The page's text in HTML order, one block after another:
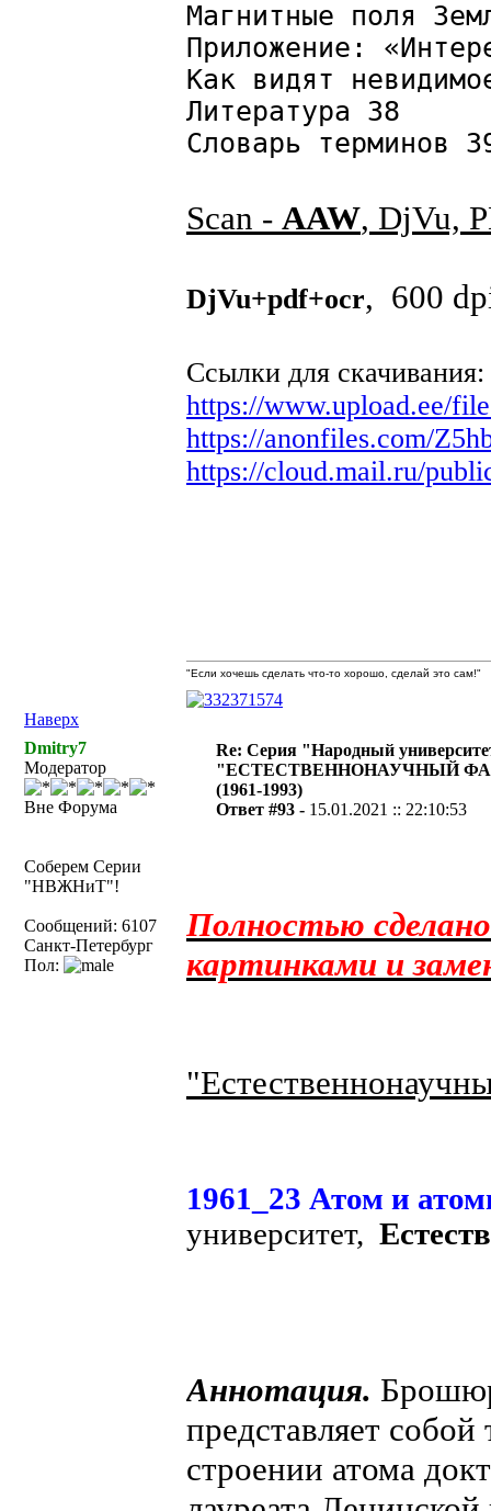
Магнитные поля
Приложение:
Как видят
Литература 38
Словарь терминов
Scan - AAW, DjVu,
DjVu+pdf+ocr, 600
Ссылки для скачивания:
https://www.upload.ee/
https://anonfiles.com/
https://cloud.mail.ru/
Наверх
"Если хочешь сделать что-то хорошо, сделай это сам!"
Dmitry7
Модератор
Вне Форума
Соберем Серии
"НВЖНиТ"!
Сообщений: 6107
Санкт-Петербург
Пол:
Re: Серия "Народный
"ЕСТЕСТВЕННОНАУЧНЫЙ
(1961-1993)
Ответ #93 - 15.01.2021 :: 22:10:53
Полностью
картинками и
1961_23 Атом и
университет,
Аннотация.
представляет
строении атома